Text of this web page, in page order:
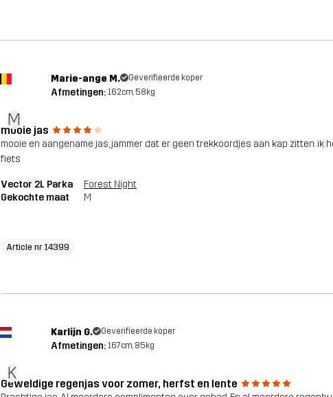
M
Marie-ange M. Geverifieerde koper
Afmetingen: 162cm, 58kg
mooie jas
mooie en aangename jas, jammer dat er geen trekkoordjes aan kap zitten.
fiets
Vector 2L Parka
Forest Night
Gekochte maat
M
Article nr 14399
K
Karlijn G. Geverifieerde koper
Afmetingen: 167cm, 85kg
Geweldige regenjas voor zomer, herfst en lente